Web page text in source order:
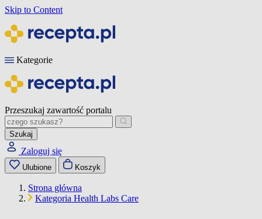
Skip to Content
Kategorie
Przeszukaj zawartość portalu
Szukaj
Zaloguj się
Ulubione Koszyk
Strona główna
Kategoria Health Labs Care